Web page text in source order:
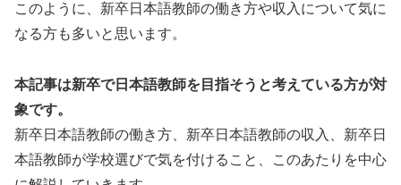
このように、新卒日本語教師の働き方や収入について気に
なる方も多いと思います。
本記事は新卒で日本語教師を目指そうと考えている方が対
象です。
新卒日本語教師の働き方、新卒日本語教師の収入、新卒日
本語教師が学校選びで気を付けること、このあたりを中心